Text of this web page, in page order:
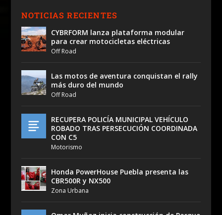
NOTICIAS RECIENTES
CYBRFORM lanza plataforma modular
para crear motocicletas eléctricas
Off Road
Las motos de aventura conquistan el rally
más duro del mundo
Off Road
RECUPERA POLICÍA MUNICIPAL VEHÍCULO
ROBADO TRAS PERSECUCIÓN COORDINADA
CON C5
Motorismo
Honda PowerHouse Puebla presenta las
CBR500R y NX500
Zona Urbana